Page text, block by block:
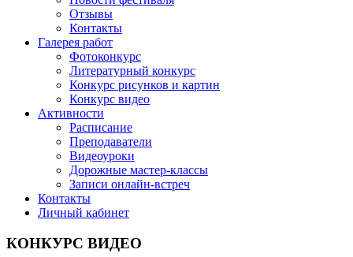
Отзывы
Контакты
Галерея работ
Фотоконкурс
Литературный конкурс
Конкурс рисунков и картин
Конкурс видео
Активности
Расписание
Преподаватели
Видеоуроки
Дорожные мастер-классы
Записи онлайн-встреч
Контакты
Личный кабинет
КОНКУРС ВИДЕО